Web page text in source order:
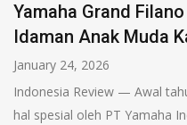
Yamaha Grand
Idaman Anak Muda
January 24, 2026
Indonesia Review — Awal
hal spesial oleh PT Yamaha